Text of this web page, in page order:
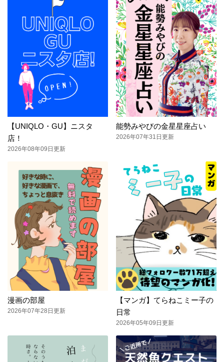
【UNIQLO・GU】ニスタ
店！
2026年08年09日更新
能勢みやびの金星星座占い
2026年07年31日更新
漫画の部屋
2026年07年28日更新
【マンガ】てらねこミー子の
日常
2026年05年09日更新